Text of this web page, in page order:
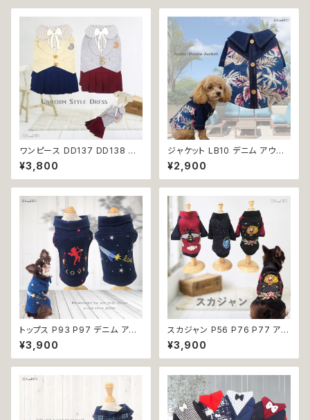
ワンピース DD137 DD138 ド
レス スカート 制服風 フォーマル
リボン ストライプ ドッグウェア
犬 猫 ペット 服 犬服 猫服 犬の
クール シャツ 返品交換不可
¥3,800
ジャケット LB10 デニム アウタ
ー ボタニカル 花柄 シャツ ステ
ッチ ヤシ 小型犬 犬 猫 ペット 服
犬服 返品交換不可
¥2,900
トップス P93 P97 デニム アウ
ター ジャケット ダーク スター
エンジェル ハート キラキラ ビジ
ュー ストーン ドッグウェア ドッ
犬服 猫服 犬の服 猫の服 オシャ
レ クール 小型犬 リンク コーデ
¥3,900
スカジャン P56 P76 P77 アウ
ター トップス ハンドメイド 虎 花
宇宙 バイカラー タイガー スペ
ース 惑星 ギャラクシー フラワー
洋服 猫洋服 洋服 小型 おしゃれ
かわいい 返品交換不可
¥3,900